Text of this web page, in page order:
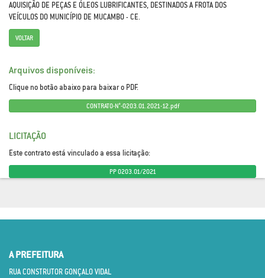
AQUISIÇÃO DE PEÇAS E ÓLEOS LUBRIFICANTES, DESTINADOS A FROTA DOS
VEÍCULOS DO MUNICÍPIO DE MUCAMBO - CE.
VOLTAR
Arquivos disponíveis:
Clique no botão abaixo para baixar o PDF.
CONTRATO-N°-0203.01.2021-12.pdf
LICITAÇÃO
Este contrato está vinculado a essa licitação:
PP 0203.01/2021
A PREFEITURA
RUA CONSTRUTOR GONÇALO VIDAL